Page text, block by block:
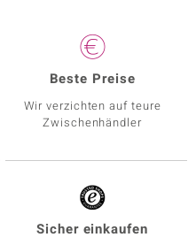
Beste Preise
Wir verzichten auf teure
Zwischenhändler
Sicher einkaufen